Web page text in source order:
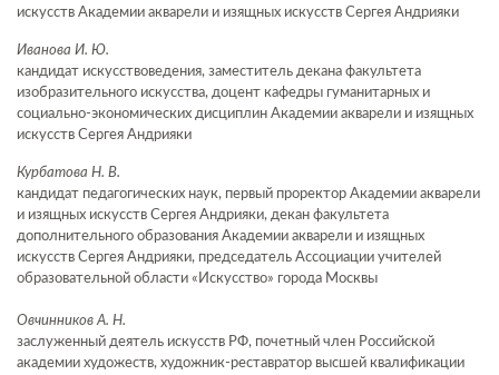
искусств Академии акварели и изящных искусств Сергея Андрияки
Иванова И. Ю.
кандидат искусствоведения, заместитель декана факультета
изобразительного искусства, доцент кафедры гуманитарных и
социально-экономических дисциплин Академии акварели и изящных
искусств Сергея Андрияки
Курбатова Н. В.
кандидат педагогических наук, первый проректор Академии акварели
и изящных искусств Сергея Андрияки, декан факультета
дополнительного образования Академии акварели и изящных
искусств Сергея Андрияки, председатель Ассоциации учителей
образовательной области «Искусство» города Москвы
Овчинников А. Н.
заслуженный деятель искусств РФ, почетный член Российской
академии художеств, художник-реставратор высшей квалификации